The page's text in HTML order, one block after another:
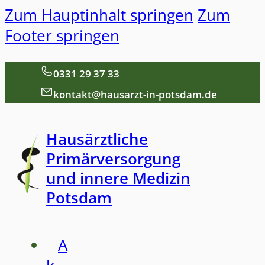
Zum Hauptinhalt springen Zum
Footer springen
0331 29 37 33
kontakt@hausarzt-in-potsdam.de
Hausärztliche
Primärversorgung
und innere Medizin
Potsdam
A